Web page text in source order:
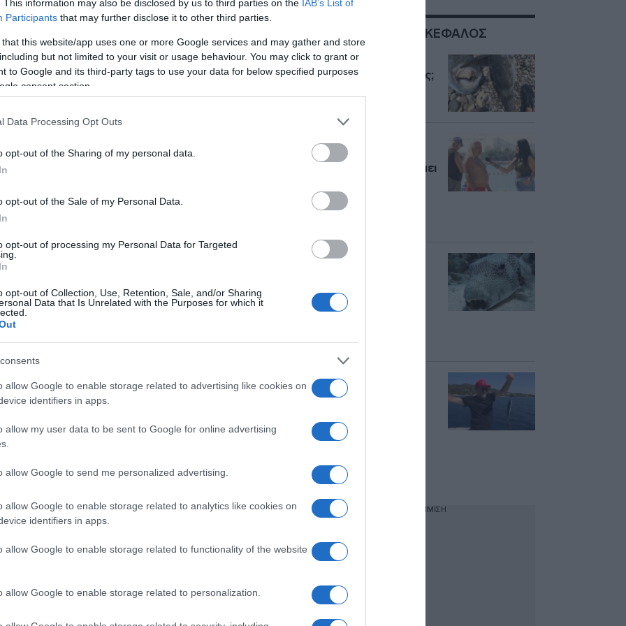
This information may also be disclosed by us to third parties on the IAB’s List of
Participants that may further disclose it to other third parties.
that this website/app uses one or more Google services and may gather and store
but not limited to your visit or usage behaviour. You may click to grant or
to Google and its third-party tags to use your data for below specified purposes
consent section.
Data Processing Opt Outs
opt-out of the Sharing of my personal data.
opt-out of the Sale of my Personal Data.
opt-out of processing my Personal Data for Targeted
opt-out of Collection, Use, Retention, Sale, and/or Sharing
Data that Is Unrelated with the Purposes for which it
allow Google to enable storage related to advertising like cookies on
identifiers in apps.
allow my user data to be sent to Google for online advertising
allow Google to send me personalized advertising.
allow Google to enable storage related to analytics like cookies on
identifiers in apps.
allow Google to enable storage related to functionality of the website
allow Google to enable storage related to personalization.
Χαλκίδας, όπου η δημοτική αρχή
βόρειο Ευβοϊκό Κόλπο.
αυτή αποσκοπεί στον
των λαγοκέφαλων, δημιουργώντας
διχτυών
δίκτυο Guardian, ο αντιδήμαρχος
είχε την εποπτεία του έργου, δήλωσε:
πρέπει να είναι η ασφάλεια των
παρά να μετανιώνεις».
ΣΧΕΤΙΚΑ ΜΕ:ΛΑΓΟΚΕΦΑΛΟΣ
Ψάχνετε παραλία
χωρίς λαγοκέφαλους;
Επική ατάκα
λουόμενου από τον
Άλιμο: «Tους τσιμπάει
φωνάζουν
“λαγοκέφαλος”»
Επιχείρηση
επιδοτείται η αλιεία
του – Όλο το
ερωτοαπαντήσεις
Μιχάλης
Ιατρόπουλος:
πιάστηκαν στο
αγκίστρι του – “Από
γλυτώνεις ποτέ”
(βίντεο)
ΔΙΑΦΗΜΙΣΗ